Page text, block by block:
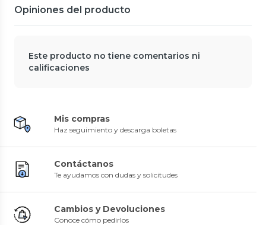
Opiniones del producto
Este producto no tiene comentarios ni
calificaciones
Mis compras
Haz seguimiento y descarga boletas
Contáctanos
Te ayudamos con dudas y solicitudes
Cambios y Devoluciones
Conoce cómo pedirlos